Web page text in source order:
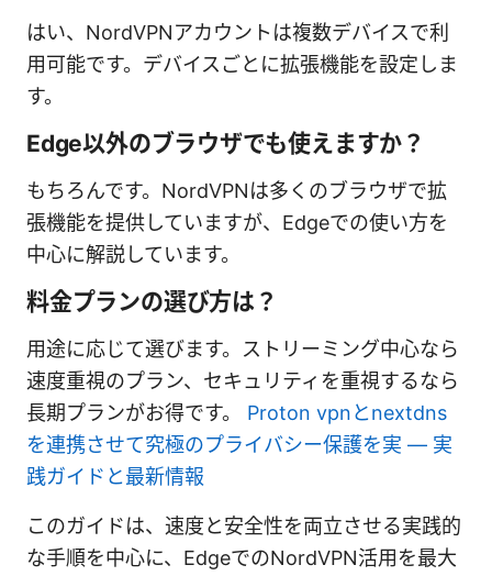
はい、NordVPNアカウントは複数デバイスで利
用可能です。デバイスごとに拡張機能を設定しま
す。
Edge以外のブラウザでも使えますか？
もちろんです。NordVPNは多くのブラウザで拡
張機能を提供していますが、Edgeでの使い方を
中心に解説しています。
料金プランの選び方は？
用途に応じて選びます。ストリーミング中心なら
速度重視のプラン、セキュリティを重視するなら
長期プランがお得です。 Proton vpnとnextdns
を連携させて究極のプライバシー保護を実 — 実
践ガイドと最新情報
このガイドは、速度と安全性を両立させる実践的
な手順を中心に、EdgeでのNordVPN活用を最大